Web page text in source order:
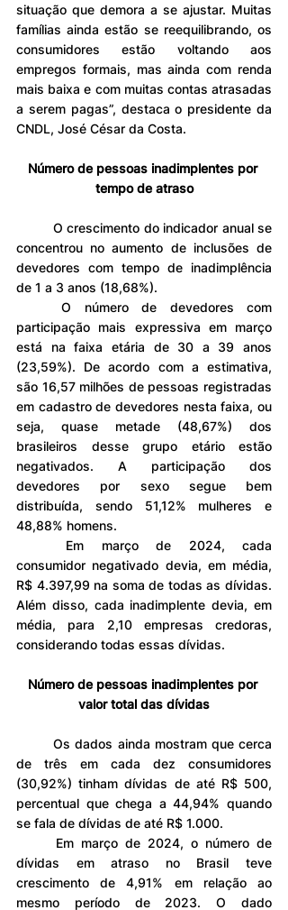
situação que demora a se ajustar. Muitas
famílias ainda estão se reequilibrando, os
consumidores estão voltando aos
empregos formais, mas ainda com renda
mais baixa e com muitas contas atrasadas
a serem pagas”, destaca o presidente da
CNDL, José César da Costa.
Número de pessoas inadimplentes por
tempo de atraso
concentrou no aumento de inclusões de
devedores com tempo de inadimplência
de 1 a 3 anos (18,68%).
	O número de devedores com
participação mais expressiva em março
está na faixa etária de 30 a 39 anos
(23,59%). De acordo com a estimativa,
são 16,57 milhões de pessoas registradas
em cadastro de devedores nesta faixa, ou
seja, quase metade (48,67%) dos
brasileiros desse grupo etário estão
negativados. A participação dos
devedores por sexo segue bem
distribuída, sendo 51,12% mulheres e
48,88% homens.
consumidor negativado devia, em média,
R$ 4.397,99 na soma de todas as dívidas.
Além disso, cada inadimplente devia, em
média, para 2,10 empresas credoras,
considerando todas essas dívidas.
Número de pessoas inadimplentes por
valor total das dívidas
	Os dados ainda mostram que cerca
de três em cada dez consumidores
(30,92%) tinham dívidas de até R$ 500,
percentual que chega a 44,94% quando
se fala de dívidas de até R$ 1.000.
dívidas em atraso no Brasil teve
crescimento de 4,91% em relação ao
mesmo período de 2023. O dado